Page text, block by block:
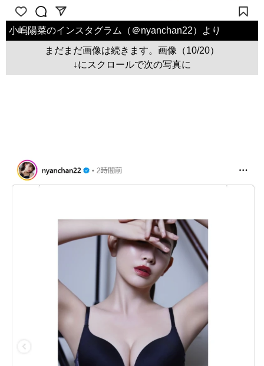
小嶋陽菜のインスタグラム（＠nyanchan22）より
まだまだ画像は続きます。画像（10/20）
↓にスクロールで次の写真に